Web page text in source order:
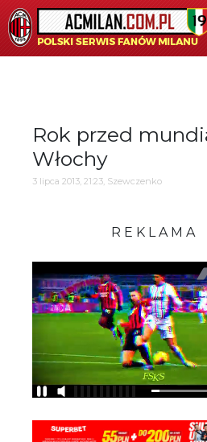
Rok przed
Włochy
3 lipca 2013, 21:23, Szewczenko
R E K L A M A